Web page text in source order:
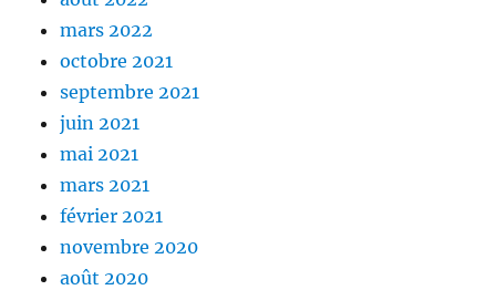
mars 2022
octobre 2021
septembre 2021
juin 2021
mai 2021
mars 2021
février 2021
novembre 2020
août 2020